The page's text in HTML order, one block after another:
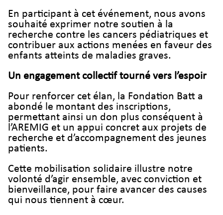
En participant à cet événement, nous avons
souhaité exprimer notre soutien à la
recherche contre les cancers pédiatriques et
contribuer aux actions menées en faveur des
enfants atteints de maladies graves.
Un engagement collectif tourné vers l’espoir
Pour renforcer cet élan, la Fondation Batt a
abondé le montant des inscriptions,
permettant ainsi un don plus conséquent à
l’AREMIG et un appui concret aux projets de
recherche et d’accompagnement des jeunes
patients.
Cette mobilisation solidaire illustre notre
volonté d’agir ensemble, avec conviction et
bienveillance, pour faire avancer des causes
qui nous tiennent à cœur.